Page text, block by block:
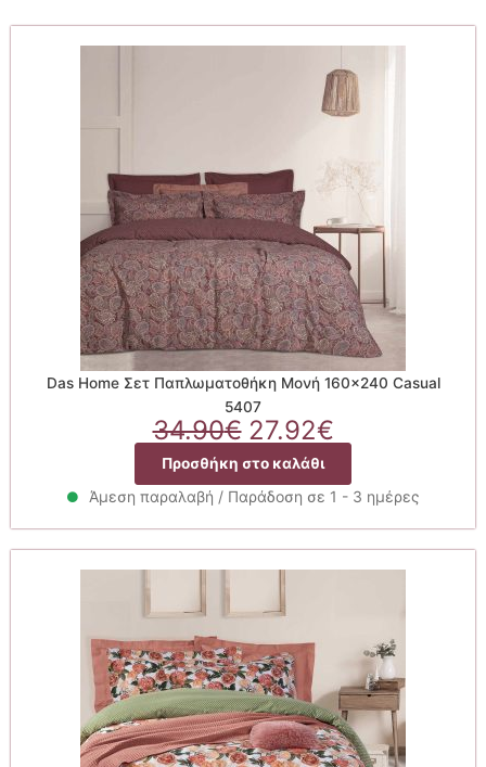
Das Home Σετ Παπλωματοθήκη Μονή 160×240 Casual
5407
34.90€ Original
price
was:
34.90€.
27.92€Η
τρέχουσα
τιμή
είναι:
27.92€.
Προσθήκη στο καλάθι
Άμεση παραλαβή / Παράδοση σε 1 - 3 ημέρες